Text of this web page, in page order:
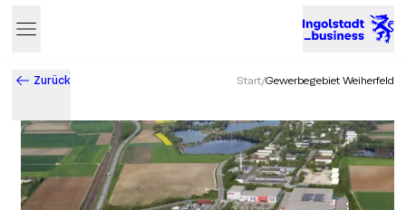
Zurück Start/Gewerbegebiet Weiherfeld
Business & Innovation in Ingolstadt – Der Standort mit